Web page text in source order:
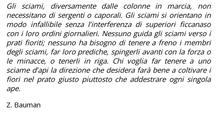
Gli sciami, diversamente dalle colonne in marcia, non
necessitano di sergenti o caporali. Gli sciami si orientano in
modo infallibile senza l’interferenza di superiori ficcanaso
con i loro ordini giornalieri. Nessuno guida gli sciami verso i
prati fioriti; nessuno ha bisogno di tenere a freno i membri
degli sciami, far loro prediche, spingerli avanti con la forza o
le minacce, o tenerli in riga. Chi voglia far tenere a uno
sciame d’api la direzione che desidera farà bene a coltivare i
fiori nel prato giusto piuttosto che addestrare ogni singola
ape.
Z. Bauman